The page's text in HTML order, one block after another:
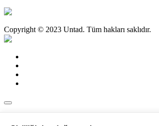
Copyright © 2023 Untad. Tüm hakları saklıdır.